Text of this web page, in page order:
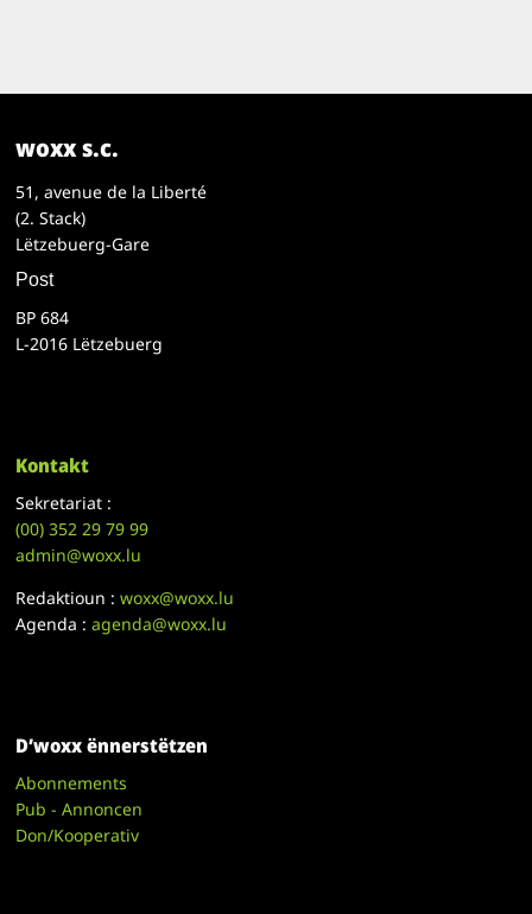
woxx s.c.
51, avenue de la Liberté
(2. Stack)
Lëtzebuerg-Gare
Post
BP 684
L-2016 Lëtzebuerg
Kontakt
Sekretariat :
(00)352 29 79 99
admin@woxx.lu
Redaktioun :woxx@woxx.lu
Agenda :agenda@woxx.lu
D’woxx ënnerstëtzen
Abonnements
Pub - Annoncen
Don/Kooperativ